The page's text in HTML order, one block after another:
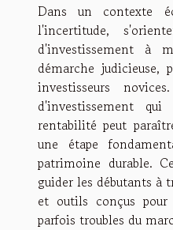
Dans un contexte
l'incertitude,
d'investissement à
démarche judicieuse,
investisseurs
d'investissement
rentabilité peut
une étape
patrimoine durable.
guider les débutants à
et outils conçus
parfois troubles du